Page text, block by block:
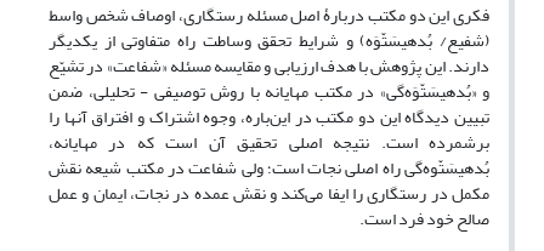
فکری این دو مکتب دربارۀ اصل مسئله رستگاری، اوصاف شخص واسط
(شفیع/ بُدهیسَتّوَه) و شرایط تحقق وساطت راه متفاوتی از یکدیگر
دارند. این پژوهش با هدف ارزیابی و مقایسه مسئله «شفاعت» در تشیّع
و «بُدهیسَتّوَه‌گی» در مکتب مهایانه با روش توصیفی - تحلیلی، ضمن
تبیین دیدگاه این دو مکتب در این‌باره، وجوه اشتراک و افتراق آنها را
برشمرده است. نتیجه اصلی تحقیق آن است که در مهایانه،
بُدهیسَتّوه‌گی راه اصلی نجات است؛ ولی شفاعت در مکتب شیعه نقش
مکمل در رستگاری را ایفا می‌کند و نقش عمده در نجات، ایمان و عمل
صالح خود فرد است.